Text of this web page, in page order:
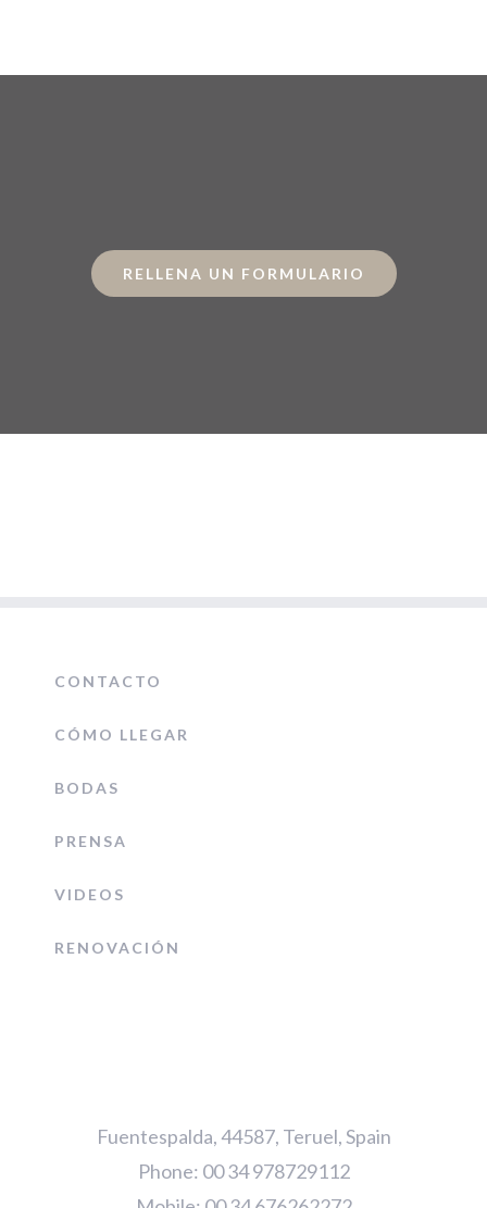
RELLENA UN FORMULARIO
CONTACTO
CÓMO LLEGAR
BODAS
PRENSA
VIDEOS
RENOVACIÓN
Fuentespalda, 44587, Teruel, Spain
Phone: 00 34 978729112